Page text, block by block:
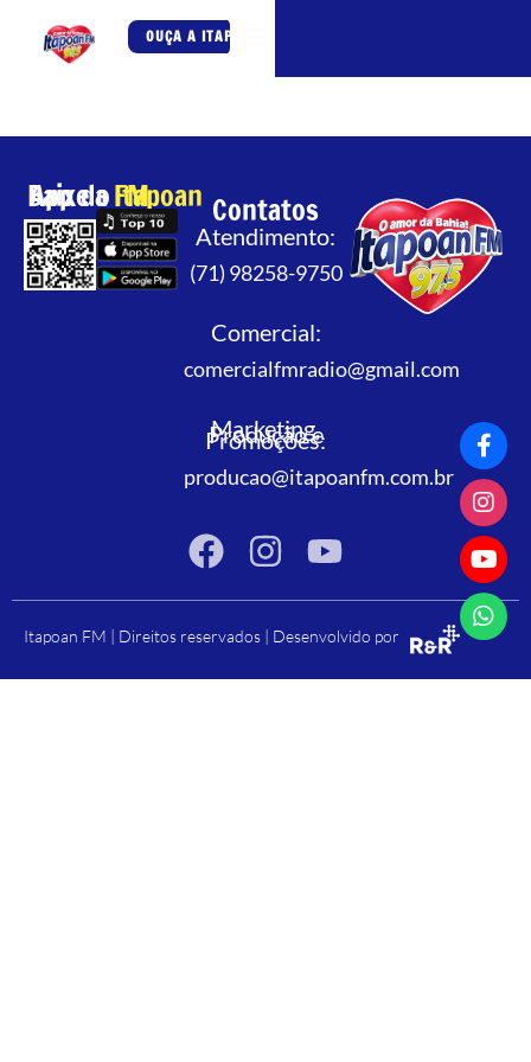
OUÇA A ITAPOAN FM
Baixe o App daItapoan FM Contatos
Atendimento:
(71) 98258-9750
Comercial:
comercialfmradio@gmail.com
Marketing,
Produção e
Promoções:
producao@itapoanfm.com.br
Itapoan FM | Direitos reservados | Desenvolvido por